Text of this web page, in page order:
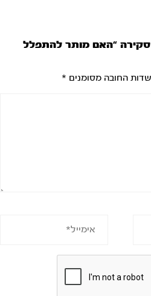
“האם מותר להתפלל
שדות החובה מסומנים *